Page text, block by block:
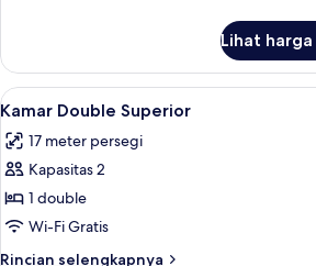
Kamar
Single
Superior
Lihat
Lihat
semua
foto
untuk
Kamar
Double
Superior
Seprai
3
Kamar Double Superior
17 meter persegi
Kapasitas 2
1 double
Wi-Fi Gratis
Rincian selengkapnya
Rincian